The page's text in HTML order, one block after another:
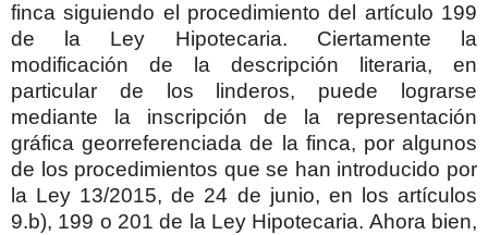
finca siguiendo el procedimiento del artículo 199
de la Ley Hipotecaria. Ciertamente la
modificación de la descripción literaria, en
particular de los linderos, puede lograrse
mediante la inscripción de la representación
gráfica georreferenciada de la finca, por algunos
de los procedimientos que se han introducido por
la Ley 13/2015, de 24 de junio, en los artículos
9.b), 199 o 201 de la Ley Hipotecaria. Ahora bien,